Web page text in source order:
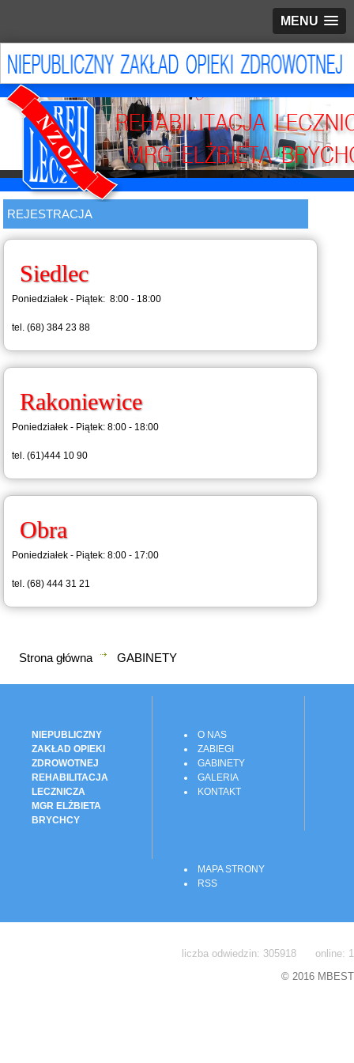
MENU
REJESTRACJA
Siedlec
Poniedziałek - Piątek: 8:00 - 18:00
tel. (68) 384 23 88
Rakoniewice
Poniedziałek - Piątek: 8:00 - 18:00
tel. (61)444 10 90
Obra
Poniedziałek - Piątek: 8:00 - 17:00
tel. (68) 444 31 21
Strona główna GABINETY
NIEPUBLICZNY
ZAKŁAD OPIEKI
ZDROWOTNEJ
REHABILITACJA
LECZNICZA
MGR ELŻBIETA
BRYCHCY
O NAS
ZABIEGI
GABINETY
GALERIA
KONTAKT
MAPA STRONY
RSS
liczba odwiedzin: 305918 online: 1
© 2016 MBEST